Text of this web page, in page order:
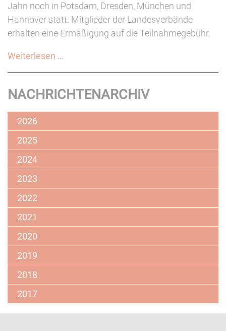
Jahn noch in Potsdam, Dresden, München und
Hannover statt. Mitglieder der Landesverbände
erhalten eine Ermäßigung auf die Teilnahmegebühr.
Weiterlesen …
soziokulturellen
Zentren
NACHRICHTENARCHIV
2026
2025
2024
2023
2022
2021
2020
2019
2018
2017